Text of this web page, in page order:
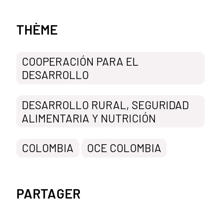
Categorías de la noticia
THÈME
COOPERACIÓN PARA EL
DESARROLLO
DESARROLLO RURAL, SEGURIDAD
ALIMENTARIA Y NUTRICIÓN
COLOMBIA OCE COLOMBIA
PARTAGER